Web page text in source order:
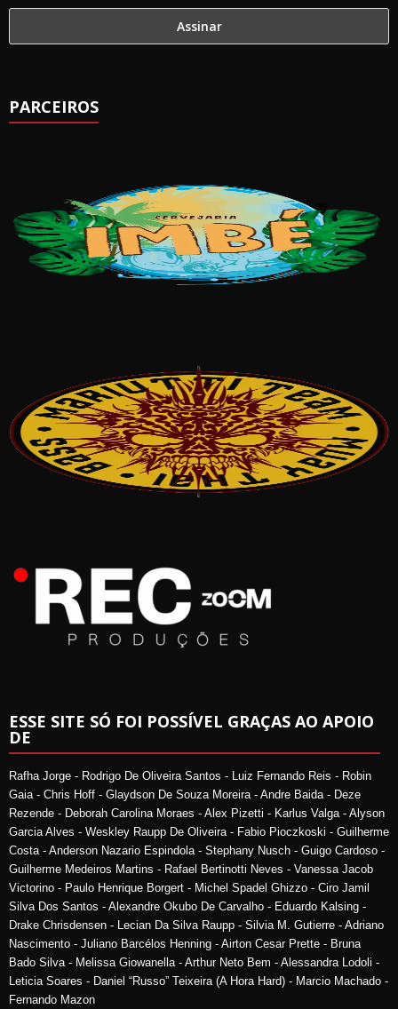
PARCEIROS
ESSE SITE SÓ FOI POSSÍVEL GRAÇAS AO APOIO
DE
Rafha Jorge - Rodrigo De Oliveira Santos - Luiz Fernando Reis - Robin
Gaia - Chris Hoff - Glaydson De Souza Moreira - Andre Baida - Deze
Rezende - Deborah Carolina Moraes - Alex Pizetti - Karlus Valga - Alyson
Garcia Alves - Weskley Raupp De Oliveira - Fabio Pioczkoski - Guilherme
Costa - Anderson Nazario Espindola - Stephany Nusch - Guigo Cardoso -
Guilherme Medeiros Martins - Rafael Bertinotti Neves - Vanessa Jacob
Victorino - Paulo Henrique Borgert - Michel Spadel Ghizzo - Ciro Jamil
Silva Dos Santos - Alexandre Okubo De Carvalho - Eduardo Kalsing -
Drake Chrisdensen - Lecian Da Silva Raupp - Silvia M. Gutierre - Adriano
Nascimento - Juliano Barcélos Henning - Airton Cesar Prette - Bruna
Bado Silva - Melissa Giowanella - Arthur Neto Bem - Alessandra Lodoli -
Leticia Soares - Daniel “Russo” Teixeira (A Hora Hard) - Marcio Machado -
Fernando Mazon